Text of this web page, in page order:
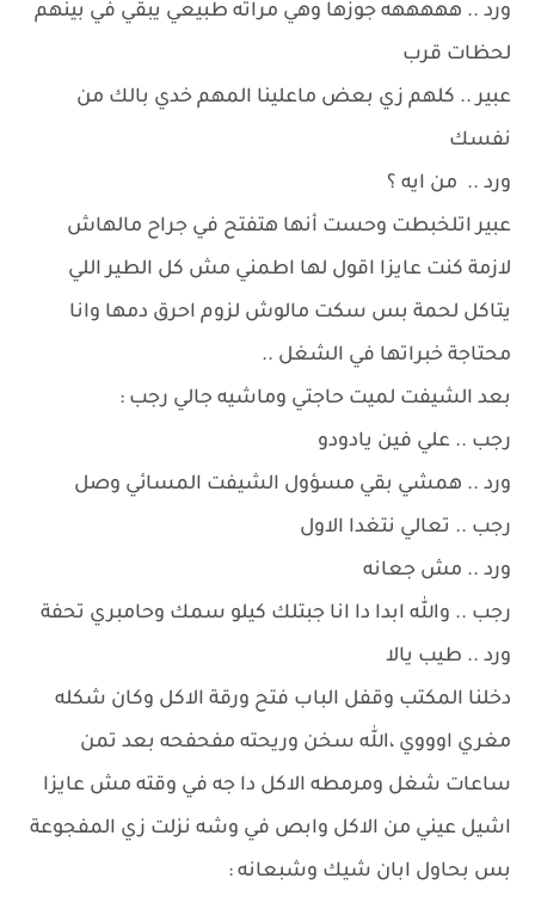
ورد .. هههههه جوزها وهي مراته طبيعي يبقي في بينهم
لحظات قرب
عبير .. كلهم زي بعض ماعلينا المهم خدي بالك من
نفسك
ورد .. من ايه ؟
عبير اتلخبطت وحست أنها هتفتح في جراح مالهاش
لازمة كنت عايزا اقول لها اطمني مش كل الطير اللي
يتاكل لحمة بس سكت مالوش لزوم احرق دمها وانا
محتاجة خبراتها في الشغل ..
بعد الشيفت لميت حاجتي وماشيه جالي رجب :
رجب .. علي فين يادودو
ورد .. همشي بقي مسؤول الشيفت المسائي وصل
رجب .. تعالي نتغدا الاول
ورد .. مش جعانه
رجب .. والله ابدا دا انا جبتلك كيلو سمك وحامبري تحفة
ورد .. طيب يالا
دخلنا المكتب وقفل الباب فتح ورقة الاكل وكان شكله
مغري اوووي ،الله سخن وريحته مفحفحه بعد تمن
ساعات شغل ومرمطه الاكل دا جه في وقته مش عايزا
اشيل عيني من الاكل وابص في وشه نزلت زي المفجوعة
بس بحاول ابان شيك وشبعانه :